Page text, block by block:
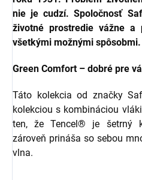
nie je cudzí. Spoločnosť
životné prostredie vážne a
všetkými možnými spôsobmi.
Green Comfort – dobré pre
Táto kolekcia od značky
kolekciou s kombináciou
ten, že Tencel® je šetrný
zároveň prináša so sebou
vlna.